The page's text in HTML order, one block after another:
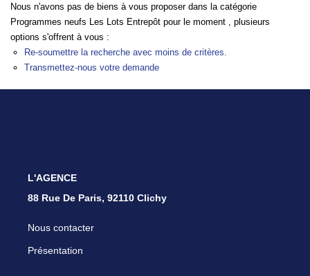
NOTRE AGENCE
Qui Sommes-Nous
Notre Équipe
Budget max Plus de critères
Nous n'avons pas de biens à vous proposer dans la catégorie
Programmes neufs Les Lots Entrepôt pour le moment , plusieurs
options s'offrent à vous :
Re-soumettre la recherche avec moins de critères.
Transmettez-nous votre demande
L'AGENCE
88 Rue De Paris, 92110 Clichy
Nous contacter
Présentation